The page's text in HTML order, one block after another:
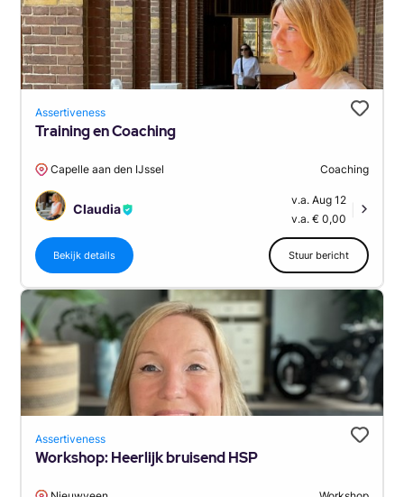
Assertiveness
Training en Coaching
Capelle aan den IJssel Coaching
Claudia
v.a. Aug 12
v.a. € 0,00
Bekijk details Stuur bericht
Assertiveness
Workshop: Heerlijk bruisend HSP